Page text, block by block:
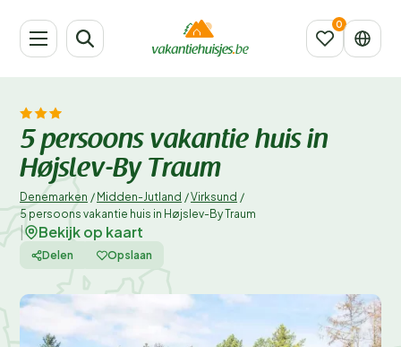
5 persoons vakantie huis in
Højslev-By Traum
Denemarken / Midden-Jutland /Virksund /
5 persoons vakantie huis in Højslev-By Traum
Bekijk op kaart
Delen Opslaan